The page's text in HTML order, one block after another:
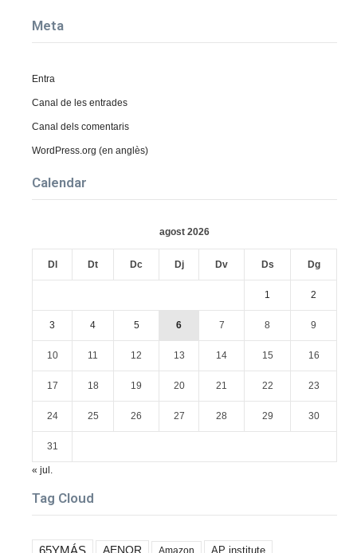
Meta
Entra
Canal de les entrades
Canal dels comentaris
WordPress.org (en anglès)
Calendar
agost 2026
Dl Dt Dc Dj Dv Ds Dg
1 2
3 4 5 6 7 8 9
10 11 12 13 14 15 16
17 18 19 20 21 22 23
24 25 26 27 28 29 30
31
« jul.
Tag Cloud
AENOR Amazon AP institute